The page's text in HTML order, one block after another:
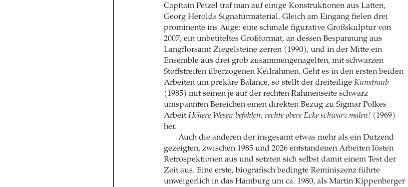
Capitain Petzel traf man auf einige Konstruktionen aus Latten,
Georg Herolds Signaturmaterial. Gleich am Eingang fielen drei
prominente ins Auge: eine schmale figurative Großskulptur von
2007, ein unbetiteltes Großformat, an dessen Bespannung aus
Langflorsamt Ziegelsteine zerren (1990), und in der Mitte ein
Ensemble aus drei grob zusammengenagelten, mit schwarzen
Stoffstreifen überzogenen Keilrahmen. Geht es in den ersten beiden
Arbeiten um prekäre Balance, so stellt der dreiteilige Kunstraub
(1985) mit seinen je auf der rechten Rahmenseite schwarz
umspannten Bereichen einen direkten Bezug zu Sigmar Polkes
Arbeit Höhere Wesen befahlen: rechte obere Ecke schwarz malen!(1969)
her.
Auch die anderen der insgesamt etwas mehr als ein Dutzend
gezeigten, zwischen 1985 und 2026 entstandenen Arbeiten lösten
Retrospektionen aus und setzten sich selbst damit einem Test der
Zeit aus. Eine erste, biografisch bedingte Reminiszenz führte
unweigerlich in das Hamburg um ca. 1980, als Martin Kippenberger